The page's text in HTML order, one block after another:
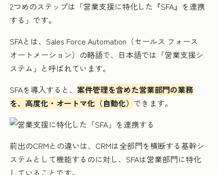
2つめのステップは「営業支援に特化した『SFA』を連携
する」です。
SFAとは、Sales Force Automation（セールス フォース
オートメーション）の略語で、日本語では「営業支援シ
ステム」と呼ばれています。
SFAを導入すると、 案件管理を含めた営業部門の業務
を、高度化・オートマ化（自動化） できます。
前出のCRMとの違いは、CRMは全部門を横断する基幹シ
ステムとして機能するのに対し、SFAは営業部門に特化
していることです。